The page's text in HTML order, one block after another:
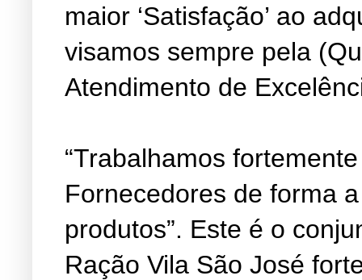
maior ‘Satisfação’ ao
visamos sempre pela
Atendimento de
“Trabalhamos
Fornecedores de forma
produtos”. Este é o
Ração Vila São José